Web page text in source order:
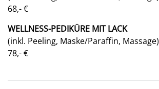
68,- €
WELLNESS-PEDIKÜRE MIT LACK
(inkl. Peeling, Maske/Paraffin, Massage)
78,- €